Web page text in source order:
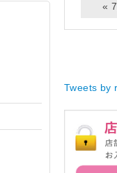
«
Tweets by